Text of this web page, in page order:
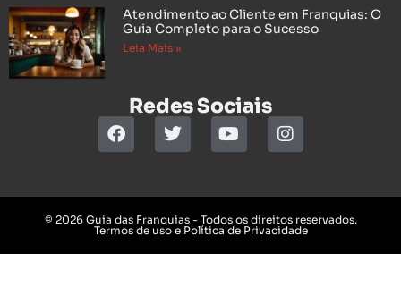
Atendimento ao Cliente em Franquias: O
Guia Completo para o Sucesso
Leia Mais »
Redes Sociais
© 2026 Guia das Franquias - Todos os direitos reservados.
Termos de uso e Política de Privacidade